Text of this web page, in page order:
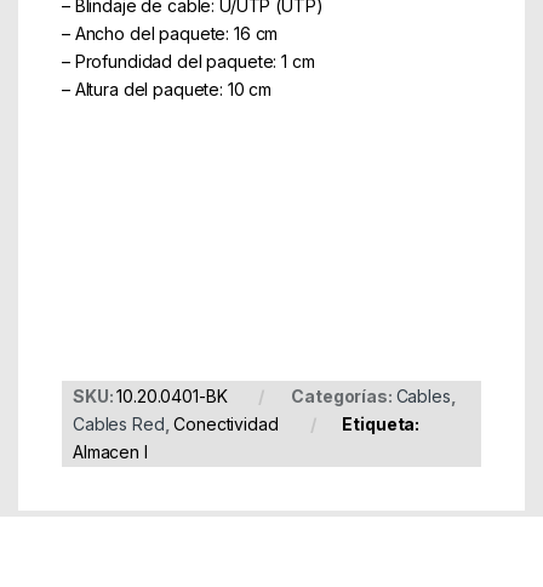
– Blindaje de cable: U/UTP (UTP)
– Ancho del paquete: 16 cm
– Profundidad del paquete: 1 cm
– Altura del paquete: 10 cm
SKU:10.20.0401-BK Categorías: Cables
Cables Red ,Conectividad
Etiqueta:
Almacen I